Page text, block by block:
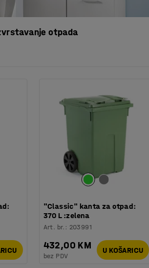
otpada
"Classic" kanta za otpad:
370 L :zelena
Art. br. : 203991
432,00 KM
bez PDV
U KOŠARICU